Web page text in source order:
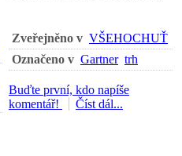
Zveřejněno v VŠEHOCHUŤ
Označeno v Gartner trh
Buďte první, kdo napíše
komentář!
Číst dál...